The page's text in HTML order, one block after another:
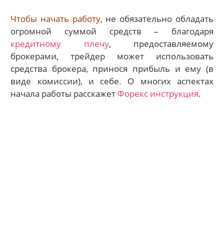
Чтобы начать работу, не обязательно обладать
огромной суммой средств – благодаря
кредитному плечу, предоставляемому
брокерами, трейдер может использовать
средства брокера, принося прибыль и ему (в
виде комиссии), и себе. О многих аспектах
начала работы расскажет Форекс инструкция.